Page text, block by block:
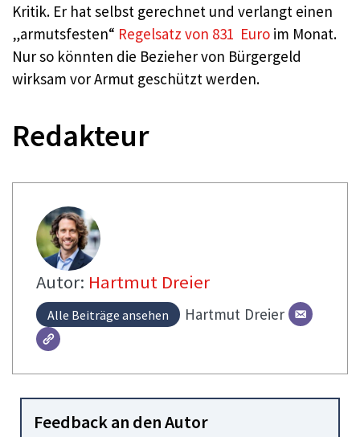
Kritik. Er hat selbst gerechnet und verlangt einen
„armutsfesten“ Regelsatz von 831 Euro im Monat.
Nur so könnten die Bezieher von Bürgergeld
wirksam vor Armut geschützt werden.
Redakteur
Autor: Hartmut Dreier
Alle Beiträge ansehen Hartmut Dreier
Feedback an den Autor